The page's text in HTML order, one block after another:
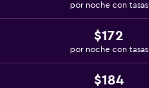
por noche con tasas
$172
por noche con tasas
$184